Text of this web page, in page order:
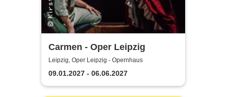
Carmen - Oper Leipzig
Leipzig, Oper Leipzig - Opernhaus
09.01.2027 - 06.06.2027